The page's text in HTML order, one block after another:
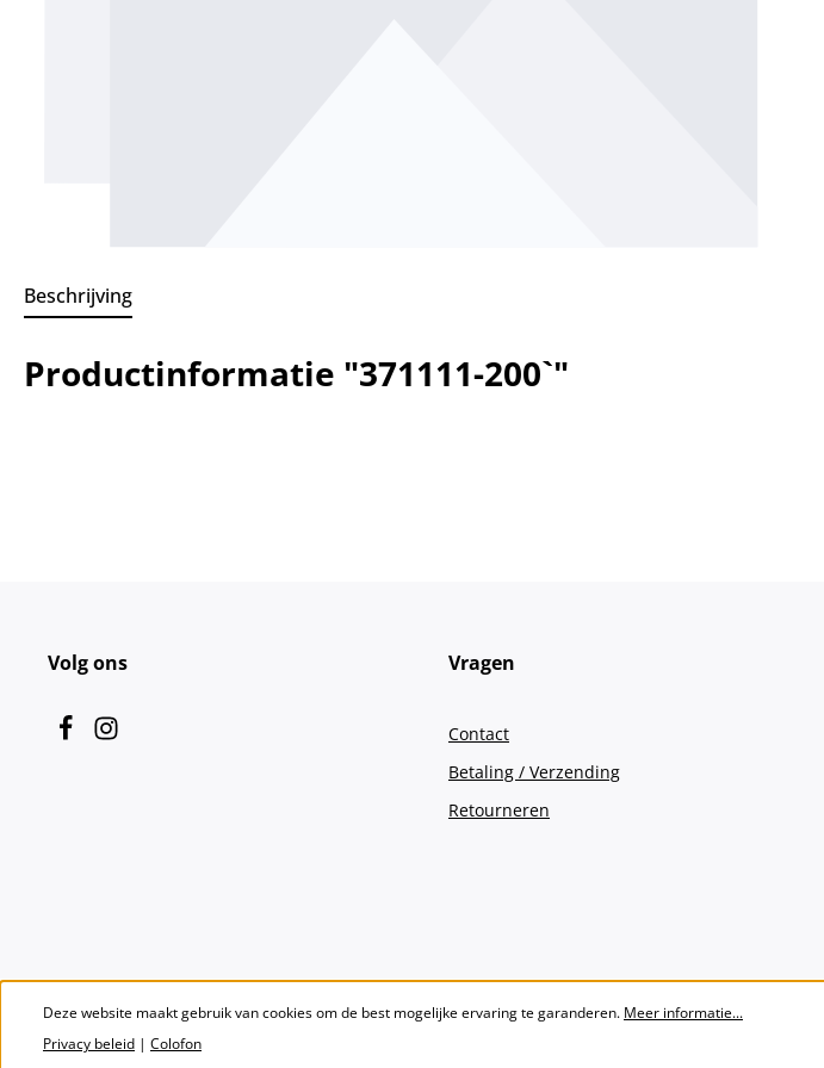
Beschrijving
Productinformatie "371111-200`"
Volg ons Vragen
Contact
Betaling / Verzending
Retourneren
Deze website maakt gebruik van cookies om de best mogelijke ervaring te garanderen. Meer informatie...
Privacy beleid | Colofon